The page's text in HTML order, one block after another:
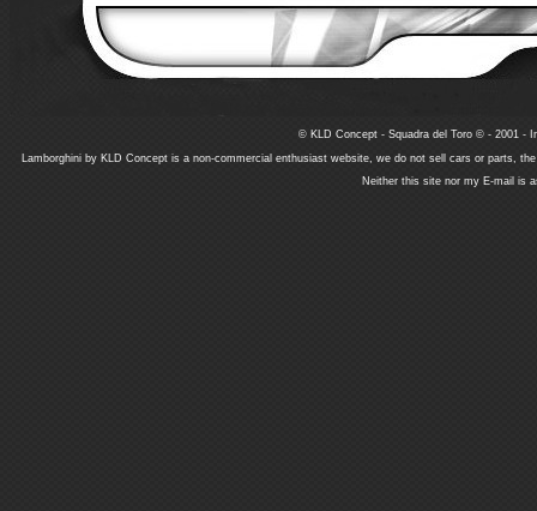
© KLD Concept - Squadra del Toro © - 2001 -
Lamborghini by KLD Concept is a non-commercial enthusiast website, we do not sell cars or parts,
Neither this site nor my E-mail is